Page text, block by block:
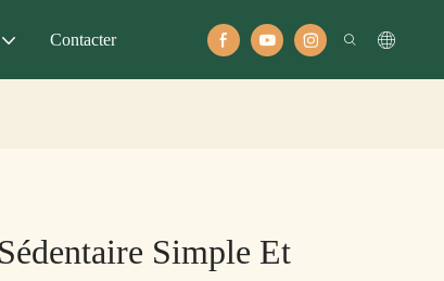
Contacter
Simple Et